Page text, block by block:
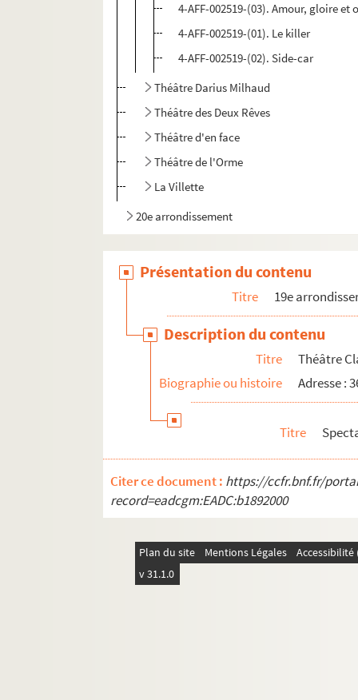
4-AFF-002519-(03). Amour, gloire et
4-AFF-002519-(01). Le killer
4-AFF-002519-(02). Side-car
Théâtre Darius Milhaud
Théâtre des Deux Rêves
Théâtre d'en face
Théâtre de l'Orme
La Villette
20e arrondissement
Présentation du contenu
Titre 19e
Description du contenu
Titre
Théâtre
Biographie ou histoire
Adresse :
Titre
Citer ce document : https://ccfr.bnf.fr/
record=eadcgm:EADC:b1892000
Plan du site Mentions Légales
v 31.1.0